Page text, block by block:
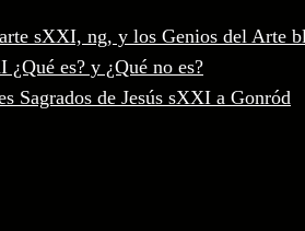
sXXI, ng, y los Genios del Arte
es? y ¿Qué no es?
Sagrados de Jesús sXXI a Gonród